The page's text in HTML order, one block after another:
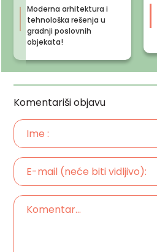
Moderna arhitektura i
tehnološka rešenja u
gradnji poslovnih
objekata!
Komentariši objavu